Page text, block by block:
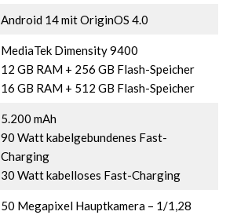
Android 14 mit OriginOS 4.0
MediaTek Dimensity 9400
12 GB RAM + 256 GB Flash-Speicher
16 GB RAM + 512 GB Flash-Speicher
5.200 mAh
90 Watt kabelgebundenes Fast-
Charging
30 Watt kabelloses Fast-Charging
50 Megapixel Hauptkamera – 1/1,28